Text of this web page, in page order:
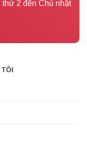
2 đến Chủ nhật